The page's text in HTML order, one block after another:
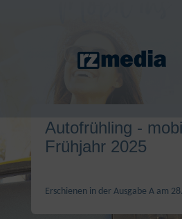
Autofrühling -
Frühjahr 2025
Erschienen in der Ausgabe A am